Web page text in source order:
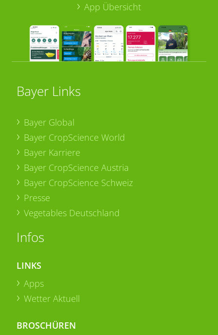
App Übersicht
Bayer Links
Bayer Global
Bayer CropScience World
Bayer Karriere
Bayer CropScience Austria
Bayer CropScience Schweiz
Presse
Vegetables Deutschland
Infos
LINKS
Apps
Wetter Aktuell
BROSCHÜREN